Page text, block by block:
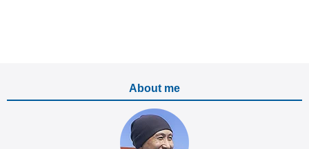
About me